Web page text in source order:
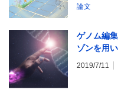
論文
ゲノム編
ゾンを用
2019/7/11